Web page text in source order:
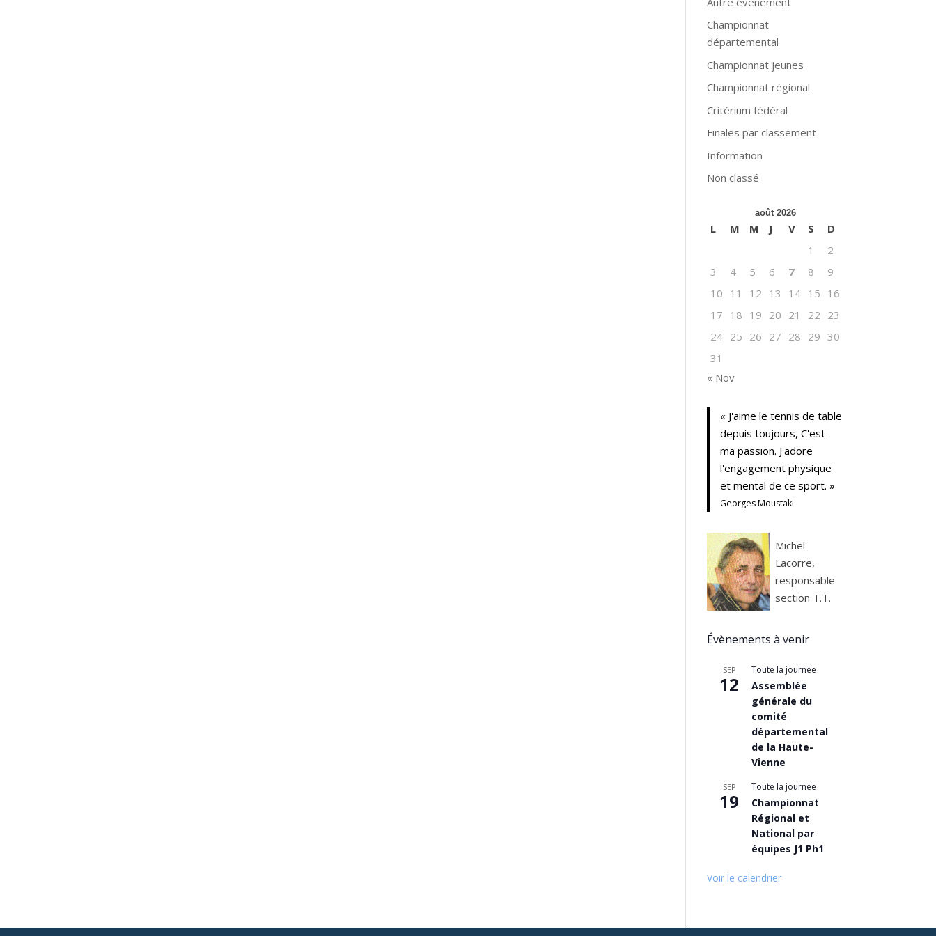
Championnat
départemental
Championnat jeunes
Championnat régional
Critérium fédéral
Finales par classement
Information
Non classé
août 2026
L M M J V S
D
1
2
3
4 5 6 7 8
9
10 11 12 13 14 15 16
17 18 19 20 21 22 23
24 25 26 27 28 29 30
31
« Nov
« J'aime le tennis de table
depuis toujours, C'est
ma passion. J'adore
l'engagement physique
et mental de ce sport. »
Georges Moustaki
Michel
Lacorre,
responsable
section T.T.
Évènements à venir
SEP
12
Toute la journée
Assemblée
générale du
comité
départemental
de la Haute-
Vienne
SEP
19
Toute la journée
Championnat
Régional et
National par
équipes J1 Ph1
Voir le calendrier